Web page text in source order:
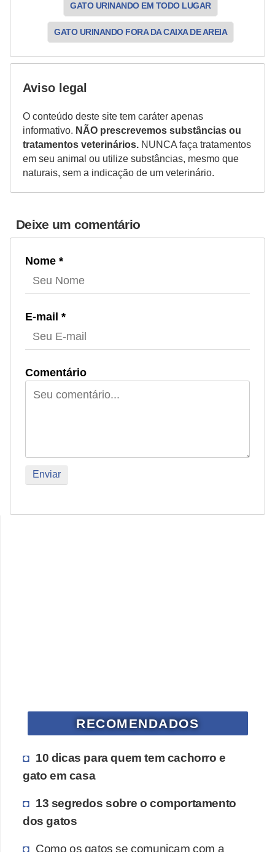
GATO URINANDO EM TODO LUGAR
GATO URINANDO FORA DA CAIXA DE AREIA
Aviso legal
O conteúdo deste site tem caráter apenas
informativo. NÃO prescrevemos substâncias ou
tratamentos veterinários. NUNCA faça tratamentos
em seu animal ou utilize substâncias, mesmo que
naturais, sem a indicação de um veterinário.
Deixe um comentário
Nome *
E-mail *
Comentário
RECOMENDADOS
10 dicas para quem tem cachorro e
gato em casa
13 segredos sobre o comportamento
dos gatos
Como os gatos se comunicam com a